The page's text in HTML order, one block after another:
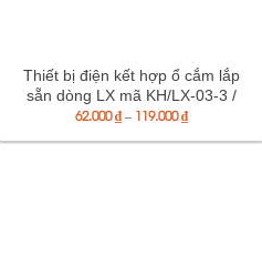
Thiết bị điện kết hợp ổ cắm lắp
sẵn dòng LX mã KH/LX-03-3 /
KH/LX-04-6 / KH/LX-04-7 / KH/LX-
62.000₫ – 119.000₫Khoảng
giá:
từ